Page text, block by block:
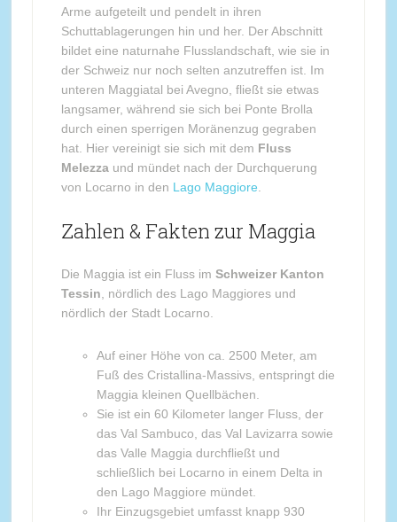
Arme aufgeteilt und pendelt in ihren
Schuttablagerungen hin und her. Der Abschnitt
bildet eine naturnahe Flusslandschaft, wie sie in
der Schweiz nur noch selten anzutreffen ist. Im
unteren Maggiatal bei Avegno, fließt sie etwas
langsamer, während sie sich bei Ponte Brolla
durch einen sperrigen Moränenzug gegraben
hat. Hier vereinigt sie sich mit dem Fluss
Melezzaund mündet nach der Durchquerung
von Locarno in den Lago Maggiore
Zahlen & Fakten zur Maggia
Die Maggia ist ein Fluss im Schweizer Kanton
Tessin , nördlich des Lago Maggiores und
nördlich der Stadt Locarno.
Auf einer Höhe von ca. 2500 Meter, am
Fuß des Cristallina-Massivs, entspringt die
Maggia kleinen Quellbächen.
Sie ist ein 60 Kilometer langer Fluss, der
das Val Sambuco, das Val Lavizarra sowie
das Valle Maggia durchfließt und
schließlich bei Locarno in einem Delta in
den Lago Maggiore mündet.
Ihr Einzugsgebiet umfasst knapp 930